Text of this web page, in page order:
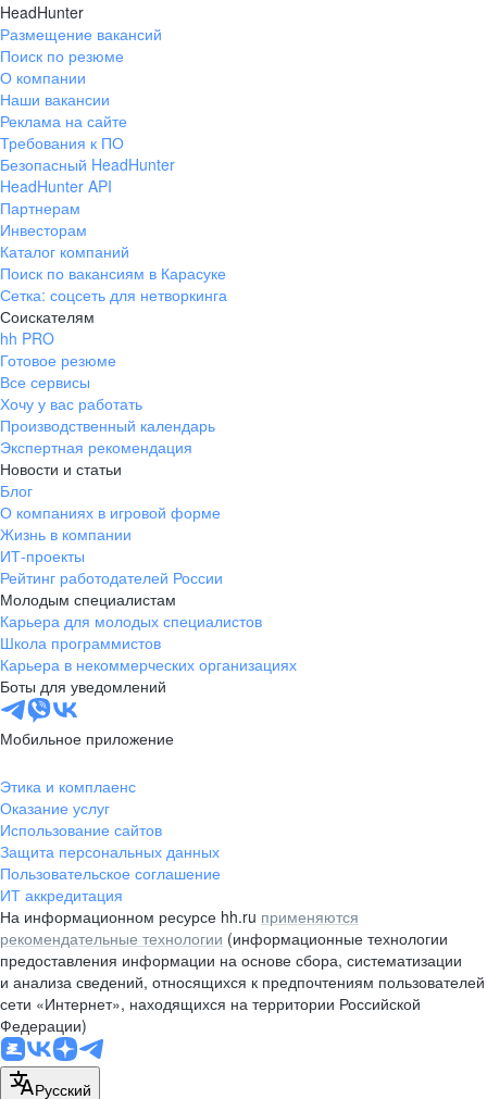
HeadHunter
Размещение вакансий
Поиск по резюме
О компании
Наши вакансии
Реклама на сайте
Требования к ПО
Безопасный HeadHunter
HeadHunter API
Партнерам
Инвесторам
Каталог компаний
Поиск по вакансиям в Карасуке
Сетка: соцсеть для нетворкинга
Соискателям
hh PRO
Готовое резюме
Все сервисы
Хочу у вас работать
Производственный календарь
Экспертная рекомендация
Новости и статьи
Блог
О компаниях в игровой форме
Жизнь в компании
ИТ-проекты
Рейтинг работодателей России
Молодым специалистам
Карьера для молодых специалистов
Школа программистов
Карьера в некоммерческих организациях
Боты для уведомлений
Мобильное приложение
Этика и комплаенс
Оказание услуг
Использование сайтов
Защита персональных данных
Пользовательское соглашение
ИТ аккредитация
На информационном ресурсе hh.ru применяются
рекомендательные технологии (информационные технологии
предоставления информации на основе сбора, систематизации
и анализа сведений, относящихся к предпочтениям пользователей
сети «Интернет», находящихся на территории Российской
Федерации)
Русский